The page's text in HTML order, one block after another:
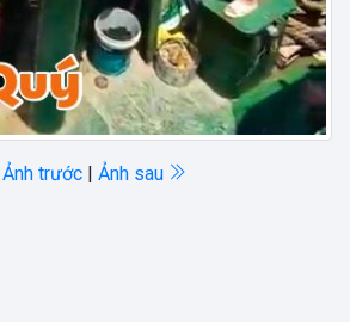
Ảnh trước| Ảnh sau